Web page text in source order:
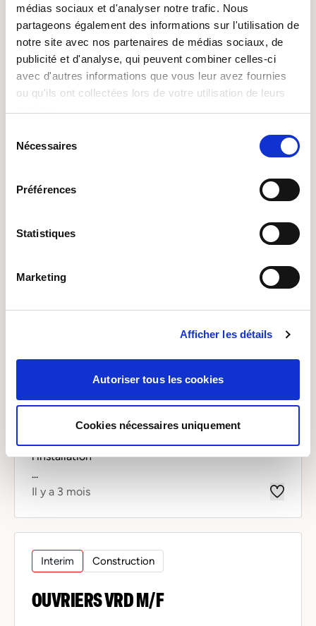
médias sociaux et d'analyser notre trafic. Nous
partageons également des informations sur l'utilisation de
notre site avec nos partenaires de médias sociaux, de
publicité et d'analyse, qui peuvent combiner celles-ci
avec d'autres informations que vous leur avez fournies
ou qu'ils ont collectées lors de votre utilisation de leurs
Nécessaires
Préférences
Statistiques
Marketing
Afficher les détails
Autoriser tous les cookies
Cookies nécessaires uniquement
ASSISTANT ADMINISTRATIF
TRILINGUE FR/DE/LU (H/F)
9715 Clervaux
De 18.7542 à 18.7542 euros par heure
Dans le cadre d'un remplacement de congé
maternité, nous recrutons un assistant administratif
Il y a 3 mois
MONTEURS M/F
Travaux d'installation HVAC et Sanitaire.
l’installation
...
Il y a 3 mois
Interim Construction
OUVRIERS VRD M/F